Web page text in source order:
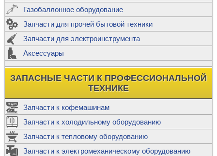
Газобаллонное оборудование
Запчасти для прочей бытовой техники
Запчасти для электроинструмента
Аксессуары
ЗАПАСНЫЕ ЧАСТИ К ПРОФЕССИОНАЛЬНОЙ
ТЕХНИКЕ
Запчасти к кофемашинам
Запчасти к холодильному оборудованию
Запчасти к тепловому оборудованию
Запчасти к электромеханическому оборудованию